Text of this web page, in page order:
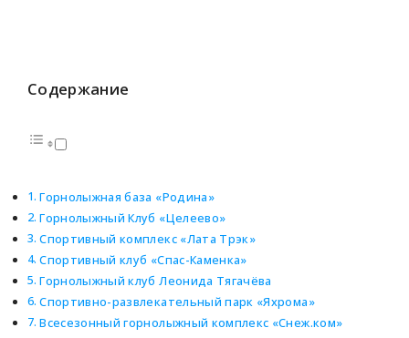
Содержание
Горнолыжная база «Родина»
Горнолыжный Клуб «Целеево»
Спортивный комплекс «Лата Трэк»
Спортивный клуб «Спас-Каменка»
Горнолыжный клуб Леонида Тягачёва
Спортивно-развлекательный парк «Яхрома»
Всесезонный горнолыжный комплекс «Снеж.ком»